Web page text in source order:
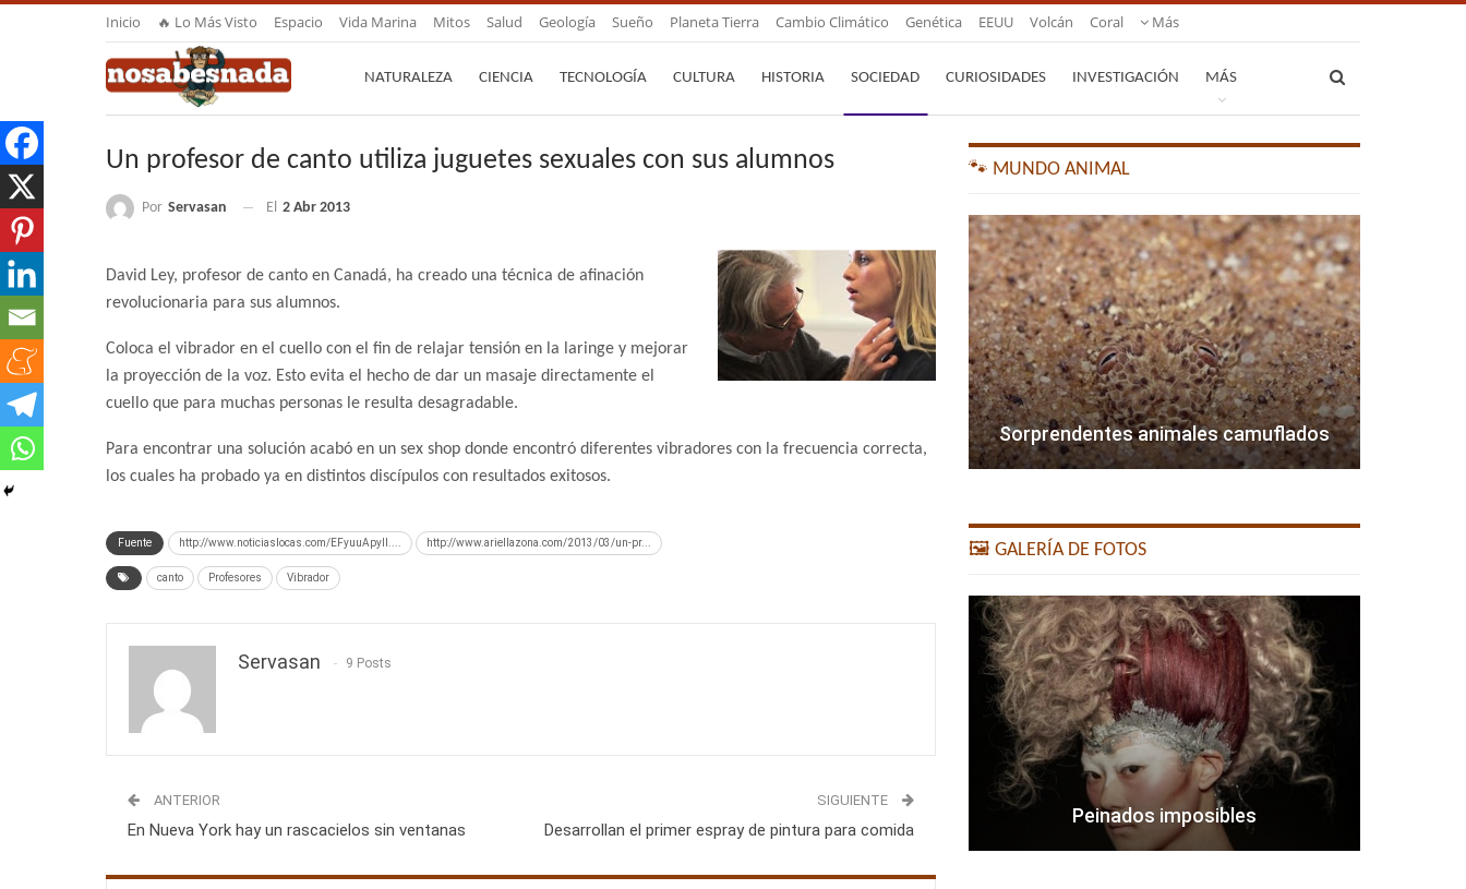
Inicio 🔥 Lo Más Visto Espacio Vida Marina Mitos Salud Geología Sueño Planeta Tierra Cambio Climático Genética EEUU Volcán Coral Más
NATURALEZA CIENCIA TECNOLOGÍA CULTURA HISTORIA SOCIEDAD CURIOSIDADES INVESTIGACIÓN MÁS
Un profesor de canto utiliza juguetes sexuales con sus alumnos
Por Servasan El 2 Abr 2013
David Ley, profesor de canto en Canadá, ha creado una técnica de afinación
revolucionaria para sus alumnos.
Coloca el vibrador en el cuello con el fin de relajar tensión en la laringe y mejorar
la proyección de la voz. Esto evita el hecho de dar un masaje directamente el
cuello que para muchas personas le resulta desagradable.
Para encontrar una solución acabó en un sex shop donde encontró diferentes vibradores con la frecuencia correcta,
los cuales ha probado ya en distintos discípulos con resultados exitosos.
Fuente http://www.noticiaslocas.com/EFyuuApyll.... http://www.ariellazona.com/2013/03/un-pr...
canto Profesores Vibrador
Servasan 9 Posts
ANTERIOR
En Nueva York hay un rascacielos sin ventanas
SIGUIENTE
Desarrollan el primer espray de pintura para comida
🐾 MUNDO ANIMAL
Sorprendentes animales camuflados
🖼️ GALERÍA DE FOTOS
Peinados imposibles